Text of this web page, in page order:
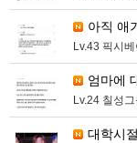
아직 애
Lv.43 픽시베
엄마에
Lv.24 칠성그
대학시